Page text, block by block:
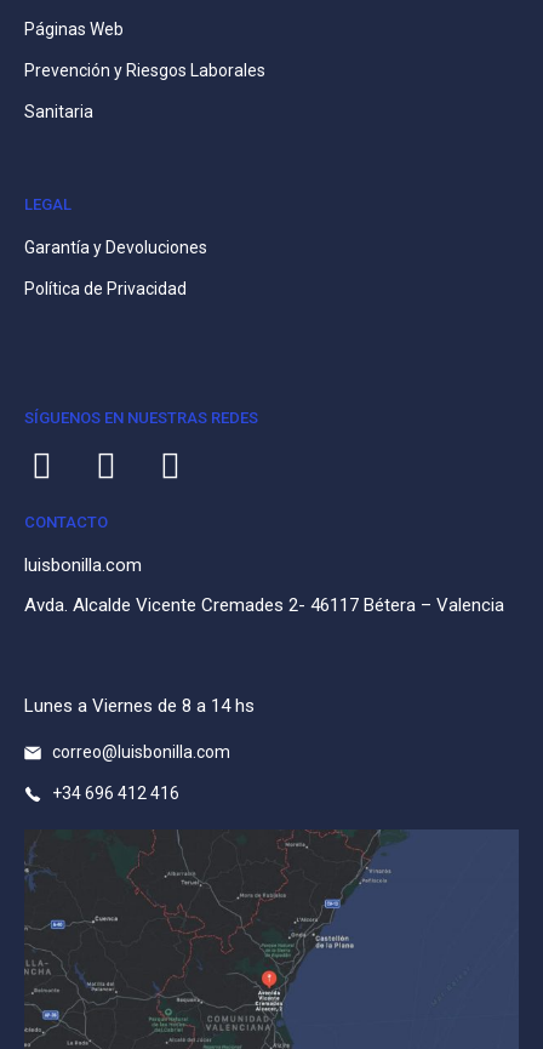
Páginas Web
Prevención y Riesgos Laborales
Sanitaria
LEGAL
Garantía y Devoluciones
Política de Privacidad
SÍGUENOS EN NUESTRAS REDES
CONTACTO
luisbonilla.com
Avda. Alcalde Vicente Cremades 2- 46117 Bétera – Valencia
Lunes a Viernes de 8 a 14 hs
correo@luisbonilla.com
+34 696 412 416